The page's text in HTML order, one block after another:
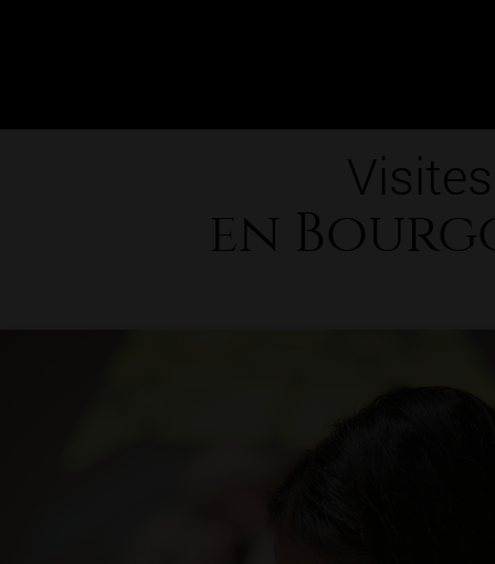
Visites
en